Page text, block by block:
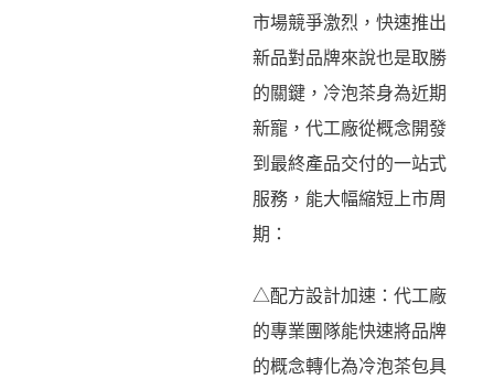
市場競爭激烈，快速推出
新品對品牌來說也是取勝
的關鍵，冷泡茶身為近期
新寵，代工廠從概念開發
到最終產品交付的一站式
服務，能大幅縮短上市周
期：
△配方設計加速：代工廠
的專業團隊能快速將品牌
的概念轉化為冷泡茶包具